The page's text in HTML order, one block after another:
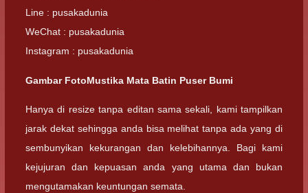
Line : pusakadunia
WeChat : pusakadunia
Instagram : pusakadunia
Gambar FotoMustika Mata Batin Puser Bumi
Hanya di resize tanpa editan sama sekali, kami tampilkan
jarak dekat sehingga anda bisa melihat tanpa ada yang di
sembunyikan kekurangan dan kelebihannya. Bagi kami
kejujuran dan kepuasan anda yang utama dan bukan
mengutamakan keuntungan semata.